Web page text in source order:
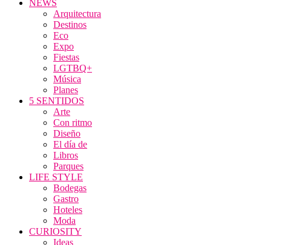
NEWS
Arquitectura
Destinos
Eco
Expo
Fiestas
LGTBQ+
Música
Planes
5 SENTIDOS
Arte
Con ritmo
Diseño
El día de
Libros
Parques
LIFE STYLE
Bodegas
Gastro
Hoteles
Moda
CURIOSITY
Ideas